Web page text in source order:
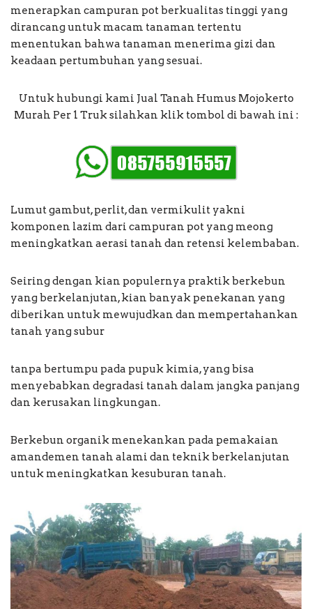
menerapkan campuran pot berkualitas tinggi yang
dirancang untuk macam tanaman tertentu
menentukan bahwa tanaman menerima gizi dan
keadaan pertumbuhan yang sesuai.
Untuk hubungi kami Jual Tanah Humus Mojokerto
Murah Per 1 Truk silahkan klik tombol di bawah ini :
Lumut gambut, perlit, dan vermikulit yakni
komponen lazim dari campuran pot yang meong
meningkatkan aerasi tanah dan retensi kelembaban.
Seiring dengan kian populernya praktik berkebun
yang berkelanjutan, kian banyak penekanan yang
diberikan untuk mewujudkan dan mempertahankan
tanah yang subur
tanpa bertumpu pada pupuk kimia, yang bisa
menyebabkan degradasi tanah dalam jangka panjang
dan kerusakan lingkungan.
Berkebun organik menekankan pada pemakaian
amandemen tanah alami dan teknik berkelanjutan
untuk meningkatkan kesuburan tanah.